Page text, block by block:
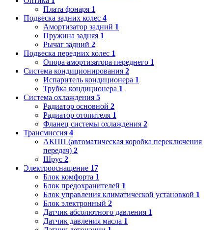
Плата фонаря 1
Подвеска задних колес 4
Амортизатор задний 1
Пружина задняя 1
Рычаг задний 2
Подвеска передних колес 1
Опора амортизатора переднего 1
Система кондиционирования 2
Испаритель кондиционера 1
Трубка кондиционера 1
Система охлаждения 5
Радиатор основной 2
Радиатор отопителя 1
Фланец системы охлаждения 2
Трансмиссия 4
АКПП (автоматическая коробка переключения
передач) 2
Шрус 2
Электрооснащение 17
Блок комфорта 1
Блок предохранителей 1
Блок управления климатической установкой 1
Блок электронный 2
Датчик абсолютного давления 1
Датчик давления масла 1